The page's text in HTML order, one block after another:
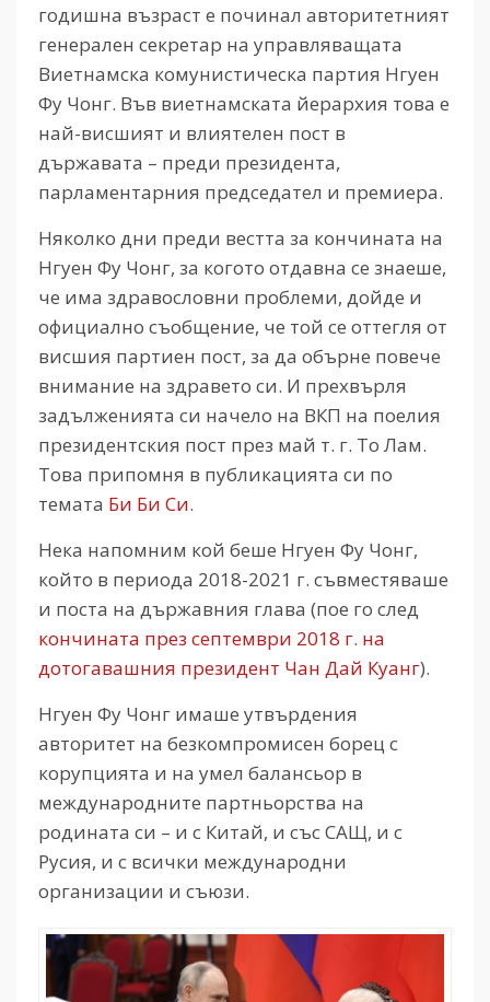
годишна възраст е починал авторитетният
генерален секретар на управляващата
Виетнамска комунистическа партия Нгуен
Фу Чонг. Във виетнамската йерархия това е
най-висшият и влиятелен пост в
държавата – преди президента,
парламентарния председател и премиера.
Няколко дни преди вестта за кончината на
Нгуен Фу Чонг, за когото отдавна се знаеше,
че има здравословни проблеми, дойде и
официално съобщение, че той се оттегля от
висшия партиен пост, за да обърне повече
внимание на здравето си. И прехвърля
задълженията си начело на ВКП на поелия
президентския пост през май т. г. То Лам.
Това припомня в публикацията си по
темата Би Би Си.
Нека напомним кой беше Нгуен Фу Чонг,
който в периода 2018-2021 г. съвместяваше
и поста на държавния глава (пое го след
кончината през септември 2018 г. на
дотогавашния президент Чан Дай Куанг).
Нгуен Фу Чонг имаше утвърдения
авторитет на безкомпромисен борец с
корупцията и на умел балансьор в
международните партньорства на
родината си – и с Китай, и със САЩ, и с
Русия, и с всички международни
организации и съюзи.